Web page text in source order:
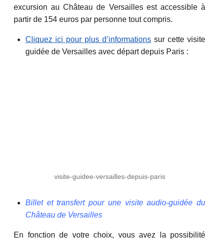
excursion au Château de Versailles est accessible à
partir de 154 euros par personne tout compris.
Cliquez ici pour plus d’informations sur cette visite
guidée de Versailles avec départ depuis Paris :
visite-guidee-versailles-depuis-paris
Billet et transfert pour une visite audio-guidée du
Château de Versailles
En fonction de votre choix, vous avez la possibilité